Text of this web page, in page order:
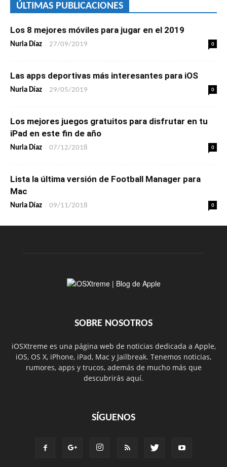
ÚLTIMAS PUBLICACIONES
Los 8 mejores móviles para jugar en el 2019
Nuria Díaz - 27/09/2019 0
Las apps deportivas más interesantes para iOS
Nuria Díaz - 29/05/2019 0
Los mejores juegos gratuitos para disfrutar en tu
iPad en este fin de año
Nuria Díaz - 07/12/2018 0
Lista la última versión de Football Manager para
Mac
Nuria Díaz - 09/11/2018 0
SOBRE NOSOTROS
iOSXtreme es una página web de noticias dedicada a Apple,
iOS, OS X, iPhone, iPad, Mac y Jailbreak. Tenemos noticias,
rumores, apps y trucos, además de mucho más que
descubrirás aquí.
SÍGUENOS